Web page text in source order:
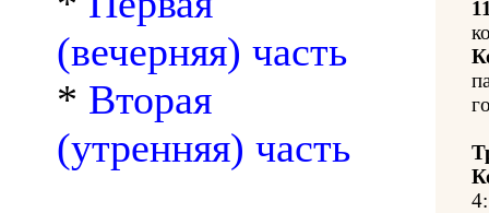
(вечерняя) часть
* Вторая
(утренняя) часть
4: